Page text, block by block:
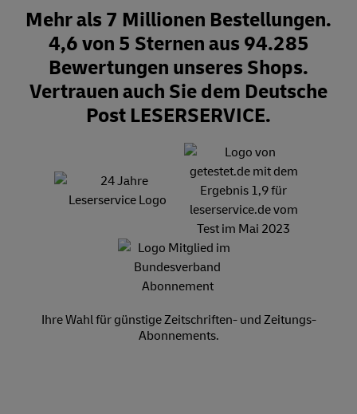
Mehr als 7 Millionen Bestellungen.
4,6 von 5 Sternen aus 94.285
Bewertungen unseres Shops.
Vertrauen auch Sie dem Deutsche
Post LESERSERVICE.
Ihre Wahl für günstige Zeitschriften- und Zeitungs-
Abonnements.